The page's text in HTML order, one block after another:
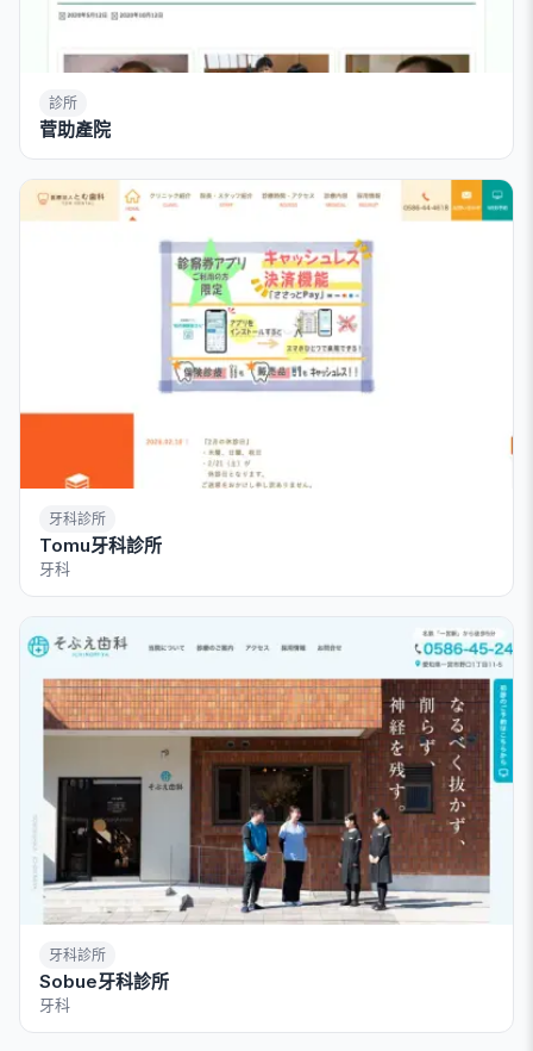
診所
菅助產院
牙科診所
Tomu牙科診所
牙科
牙科診所
Sobue牙科診所
牙科